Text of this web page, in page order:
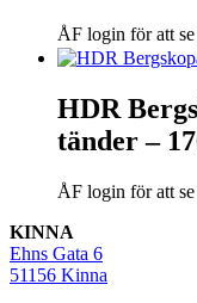
ÅF login för att
HDR
tänder –
ÅF login för att
KINNA
Ehns Gata 6
51156 Kinna